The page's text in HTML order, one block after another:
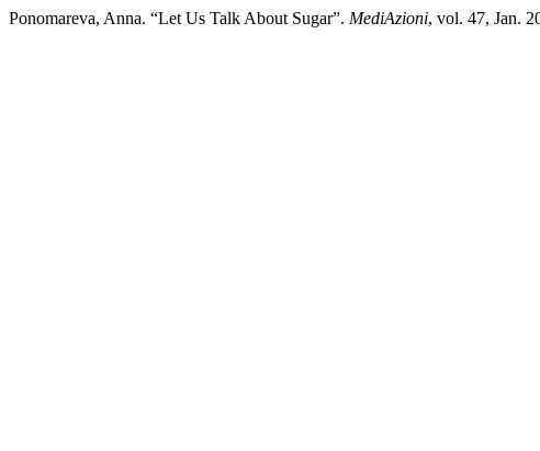
Ponomareva, Anna. “Let Us Talk About Sugar”. MediAzioni, vol. 47, Jan.